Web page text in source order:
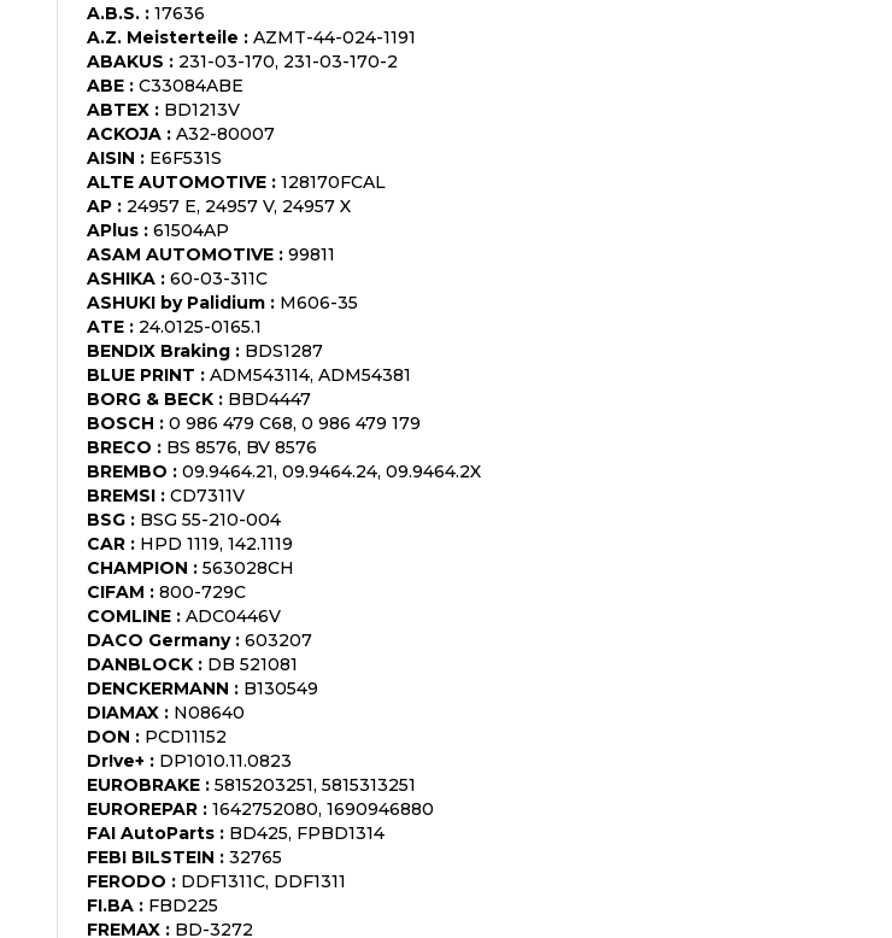
A.B.S. : 17636
A.Z. Meisterteile : AZMT-44-024-1191
ABAKUS : 231-03-170, 231-03-170-2
ABE : C33084ABE
ABTEX : BD1213V
ACKOJA : A32-80007
AISIN : E6F531S
ALTE AUTOMOTIVE : 128170FCAL
AP : 24957 E, 24957 V, 24957 X
APlus : 61504AP
ASAM AUTOMOTIVE : 99811
ASHIKA : 60-03-311C
ASHUKI by Palidium : M606-35
ATE : 24.0125-0165.1
BENDIX Braking : BDS1287
BLUE PRINT : ADM543114, ADM54381
BORG & BECK : BBD4447
BOSCH : 0 986 479 C68, 0 986 479 179
BRECO : BS 8576, BV 8576
BREMBO : 09.9464.21, 09.9464.24, 09.9464.2X
BREMSI : CD7311V
BSG : BSG 55-210-004
CAR : HPD 1119, 142.1119
CHAMPION : 563028CH
CIFAM : 800-729C
COMLINE : ADC0446V
DACO Germany: 603207
DANBLOCK : DB 521081
DENCKERMANN : B130549
DIAMAX : N08640
DON : PCD11152
Dr!ve+ : DP1010.11.0823
EUROBRAKE : 5815203251, 5815313251
EUROREPAR : 1642752080, 1690946880
FAI AutoParts : BD425, FPBD1314
FEBI BILSTEIN : 32765
FERODO : DDF1311C, DDF1311
FI.BA : FBD225
FREMAX : BD-3272